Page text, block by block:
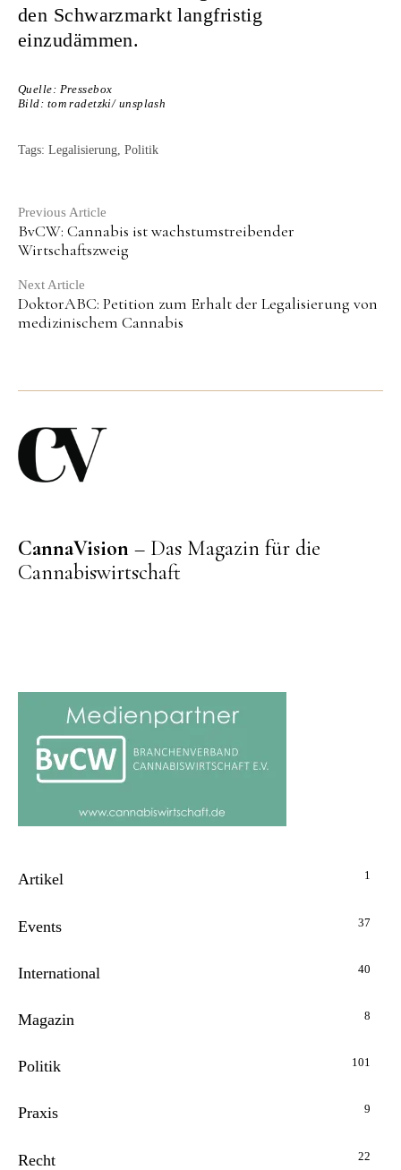
Continue
Reading
Previous Article
BvCW: Cannabis ist wachstumstreibender
Wirtschaftszweig
Next Article
DoktorABC: Petition zum Erhalt der Legalisierung von
medizinischem Cannabis
den Schwarzmarkt langfristig
einzudämmen.
Quelle: Pressebox
Bild: tom radetzki/ unsplash
Tags: Legalisierung, Politik
CannaVision – Das Magazin für die
Cannabiswirtschaft
Artikel 1
Events 37
International 40
Magazin 8
Politik 101
Praxis 9
Recht 22